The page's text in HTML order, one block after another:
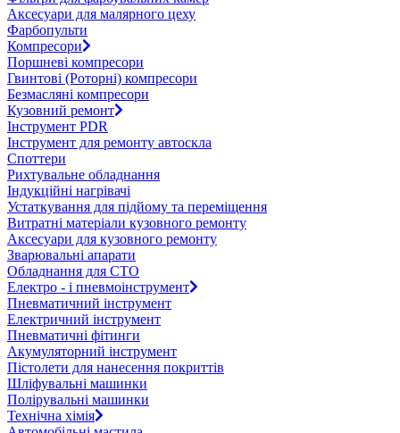
Аксесуари для малярного цеху
Фарбопульти
Компресори
Поршневі компресори
Гвинтові (Роторні) компресори
Безмасляні компресори
Кузовний ремонт
Інструмент PDR
Інструмент для ремонту автоскла
Споттери
Рихтувальне обладнання
Індукційні нагрівачі
Устаткування для підйому та переміщення
Витратні матеріали кузовного ремонту
Аксесуари для кузовного ремонту
Зварювальні апарати
Обладнання для СТО
Електро - і пневмоінструмент
Пневматичний інструмент
Електричний інструмент
Пневматичні фітинги
Акумуляторний інструмент
Пістолети для нанесення покриттів
Шліфувальні машинки
Полірувальні машинки
Технічна хімія